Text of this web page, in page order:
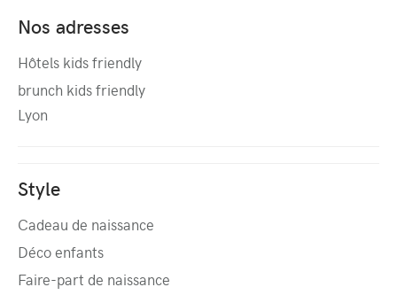
Nos adresses
Hôtels kids friendly
brunch kids friendly
Lyon
Style
Cadeau de naissance
Déco enfants
Faire-part de naissance